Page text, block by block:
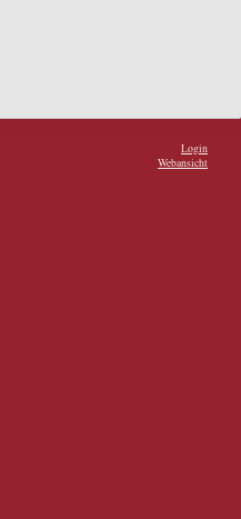
Login
Webansicht